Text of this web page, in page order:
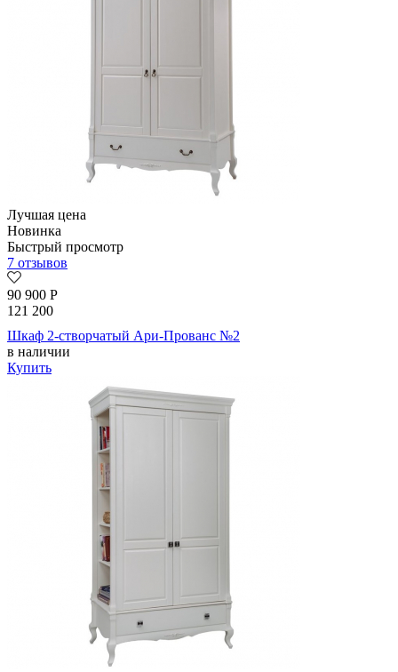
Лучшая цена
Новинка
Быстрый просмотр
7 отзывов
90 900 Р
121 200
Шкаф 2-створчатый Ари-Прованс №2
в наличии
Купить